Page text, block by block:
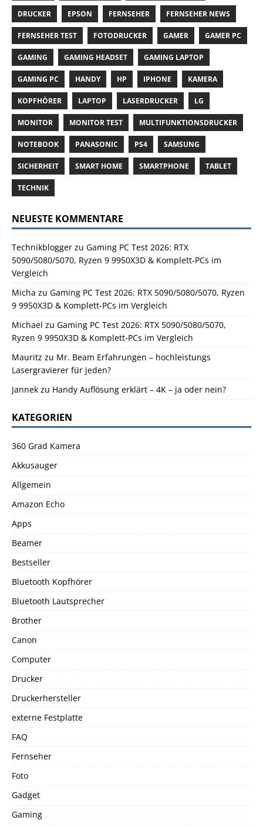
DRUCKER EPSON FERNSEHER FERNSEHER NEWS
FERNSEHER TEST FOTODRUCKER GAMER GAMER PC
GAMING GAMING HEADSET GAMING LAPTOP
GAMING PC HANDY HP IPHONE KAMERA
KOPFHÖRER LAPTOP LASERDRUCKER LG
MONITOR MONITOR TEST MULTIFUNKTIONSDRUCKER
NOTEBOOK PANASONIC PS4 SAMSUNG
SICHERHEIT SMART HOME SMARTPHONE TABLET
TECHNIK
NEUESTE KOMMENTARE
Technikblogger zu Gaming PC Test 2026: RTX
5090/5080/5070, Ryzen 9 9950X3D & Komplett-PCs im
Vergleich
Micha zu Gaming PC Test 2026: RTX 5090/5080/5070, Ryzen
9 9950X3D & Komplett-PCs im Vergleich
Michael zu Gaming PC Test 2026: RTX 5090/5080/5070,
Ryzen 9 9950X3D & Komplett-PCs im Vergleich
Mauritz zu Mr. Beam Erfahrungen – hochleistungs
Lasergravierer für jeden?
Jannek zu Handy Auflösung erklärt – 4K – ja oder nein?
KATEGORIEN
360 Grad Kamera
Akkusauger
Allgemein
Amazon Echo
Apps
Beamer
Bestseller
Bluetooth Kopfhörer
Bluetooth Lautsprecher
Brother
Canon
Computer
Drucker
Druckerhersteller
externe Festplatte
FAQ
Fernseher
Foto
Gadget
Gaming